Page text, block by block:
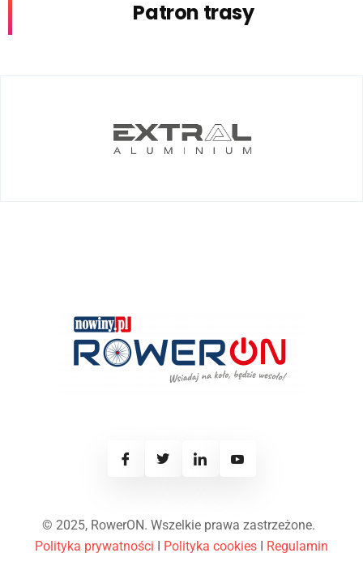
Patron trasy
© 2025, RowerON. Wszelkie prawa zastrzeżone.
Polityka prywatności I Polityka cookies I Regulamin